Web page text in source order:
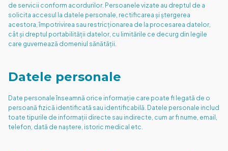
de servicii conform acordurilor. Persoanele vizate au dreptul de a
solicita accesul la datele personale, rectificarea și ștergerea
acestora, împotrivirea sau restricționarea de la procesarea datelor,
cât și dreptul portabilității datelor, cu limitările ce decurg din legile
care guvernează domeniul sănătății.
Datele personale
Date personale înseamnă orice informație care poate fi legată de o
persoană fizică identificată sau identificabilă. Datele personale includ
toate tipurile de informații directe sau indirecte, cum ar fi nume, email,
telefon, dată de naștere, istoric medical etc.